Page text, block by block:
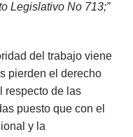
Legislativo No 713;”
del trabajo viene
pierden el derecho
respecto de las
puesto que con el
y la